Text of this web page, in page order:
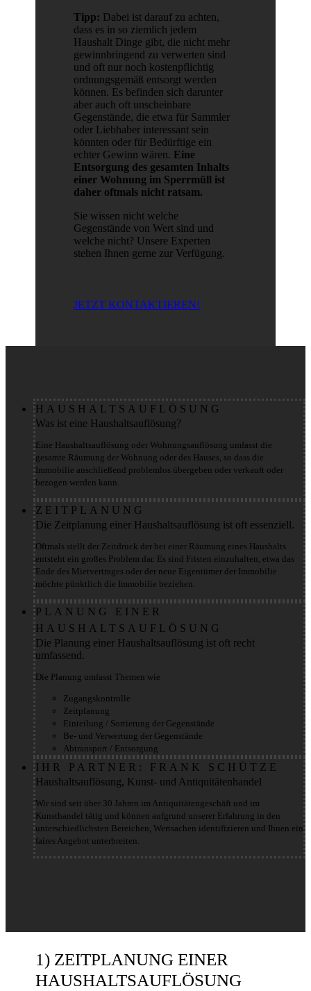
Tipp: Dabei ist darauf zu achten,
dass es in so ziemlich jedem
Haushalt Dinge gibt, die nicht mehr
gewinnbringend zu verwerten sind
und oft nur noch kostenpflichtig
ordnungsgemäß entsorgt werden
können. Es befinden sich darunter
aber auch oft unscheinbare
Gegenstände, die etwa für Sammler
oder Liebhaber interessant sein
könnten oder für Bedürftige ein
echter Gewinn wären. Eine
Entsorgung des gesamten Inhalts
einer Wohnung im Sperrmüll ist
daher oftmals nicht ratsam.
Sie wissen nicht welche
Gegenstände von Wert sind und
welche nicht? Unsere Experten
stehen Ihnen gerne zur Verfügung.
JETZT KONTAKTIEREN!
HAUSHALTSAUFLÖSUNG
Was ist eine Haushaltsauflösung?
Eine Haushaltsauflösung oder Wohnungsauflösung umfasst die
gesamte Räumung der Wohnung oder des Hauses, so dass die
Immobilie anschließend problemlos übergeben oder verkauft oder
bezogen werden kann.
ZEITPLANUNG
Die Zeitplanung einer Haushaltsauflösung ist oft essenziell.
Oftmals stellt der Zeitdruck der bei einer Räumung eines Haushalts
entsteht ein großes Problem dar. Es sind Fristen einzuhalten, etwa das
Ende des Mietvertrages oder der neue Eigentümer der Immobilie
möchte pünktlich die Immobilie beziehen.
PLANUNG EINER
HAUSHALTSAUFLÖSUNG
Die Planung einer Haushaltsauflösung ist oft recht
umfassend.
Die Planung umfasst Themen wie
Zugangskontrolle
Zeitplanung
Einteilung / Sortierung der Gegenstände
Be- und Verwertung der Gegenstände
Abtransport / Entsorgung
IHR PARTNER: FRANK SCHÜTZE
Haushaltsauflösung, Kunst- und Antiquitätenhandel
Wir sind seit über 30 Jahren im Antiquitätengeschäft und im
Kunsthandel tätig und können aufgrund unserer Erfahrung in den
unterschiedlichsten Bereichen, Wertsachen identifizieren und Ihnen ein
faires Angebot unterbreiten.
1) ZEITPLANUNG EINER
HAUSHALTSAUFLÖSUNG